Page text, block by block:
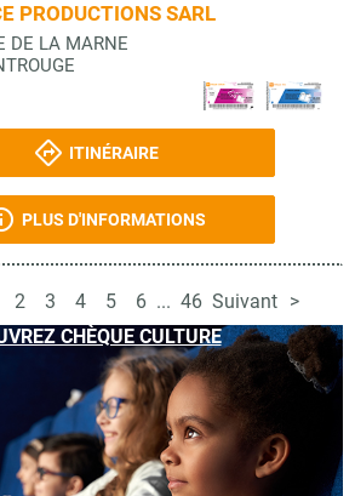
PRODUCTIONS SARL
DE LA MARNE
ITINÉRAIRE
PLUS D'INFORMATIONS
2 3 4 5 6 ... 46 Suivant
CHÈQUE CULTURE